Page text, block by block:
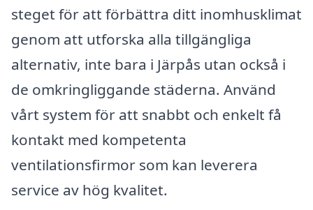
steget för att förbättra ditt inomhusklimat
genom att utforska alla tillgängliga
alternativ, inte bara i Järpås utan också i
de omkringliggande städerna. Använd
vårt system för att snabbt och enkelt få
kontakt med kompetenta
ventilationsfirmor som kan leverera
service av hög kvalitet.